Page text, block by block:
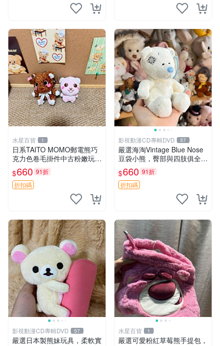
水星百貨 1
日系TAITO MOMO郵電熊巧
克力色卷毛掛件中古粉嫩玩偶
微瑕推薦 postpet momo 郵
電熊 中古玩偶
$660 91折
折扣碼
影視動漫CD專輯DVD 57
嚴選海淘Vintage Blue Nose
豆袋小熊，臀部與四肢俱全，
坐高11公分，附原盒與吊牌
收藏。藍鼻子小熊，值得擁有
玩具 憶熊
$660 91折
折扣碼
影視動漫CD專輯DVD 57
嚴選日本製熊妹玩具，柔軟實
水星百貨 1
嚴選可愛粉紅草莓熊手提包，